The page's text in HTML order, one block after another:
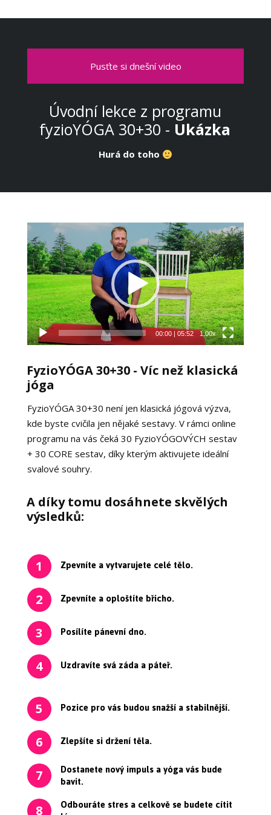
Pusťte si dnešní video
Úvodní lekce z programu
fyzioYÓGA 30+30 - Ukázka
Hurá do toho
Video
přehrávač
00:00 |05:52 1.00x
FyzioYÓGA 30+30 - Víc než klasická
jóga
FyzioYÓGA 30+30 není jen klasická jógová výzva,
kde byste cvičila jen nějaké sestavy. V rámci online
programu na vás čeká 30 FyzioYÓGOVÝCH sestav
+ 30 CORE sestav, díky kterým aktivujete ideální
svalové souhry.
A díky tomu dosáhnete skvělých
výsledků:
1 Zpevníte a vytvarujete celé tělo.
2 Zpevníte a oploštíte břicho.
3 Posílíte pánevní dno.
4 Uzdravíte svá záda a páteř.
5 Pozice pro vás budou snažší a stabilnější.
6 Zlepšíte si držení těla.
7 Dostanete nový impuls a yóga vás bude
bavit.
8 Odbouráte stres a celkově se budete cítit